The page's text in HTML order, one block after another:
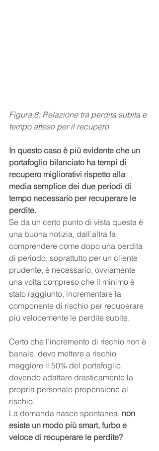
Figura 8: Relazione tra perdita subita e
tempo atteso per il recupero
In questo caso è più evidente che un
portafoglio bilanciato ha tempi di
recupero migliorativi rispetto alla
media semplice dei due periodi di
tempo necessario per recuperare le
perdite.
Se da un certo punto di vista questa è
una buona notizia, dall’altra fa
comprendere come dopo una perdita
di periodo, soprattutto per un cliente
prudente, è necessario, ovviamente
una volta compreso che il minimo è
stato raggiunto, incrementare la
componente di rischio per recuperare
più velocemente le perdite subite.
Certo che l’incremento di rischio non è
banale, devo mettere a rischio
maggiore il 50% del portafoglio,
dovendo adattare drasticamente la
propria personale propensione al
rischio.
La domanda nasce spontanea, non
esiste un modo più smart, furbo e
veloce di recuperare le perdite?